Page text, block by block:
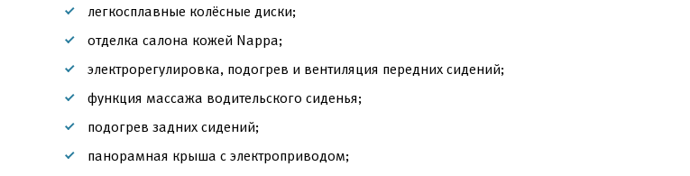
легкосплавные колёсные диски;
отделка салона кожей Nappa;
электрорегулировка, подогрев и вентиляция передних сидений;
функция массажа водительского сиденья;
подогрев задних сидений;
панорамная крыша с электроприводом;